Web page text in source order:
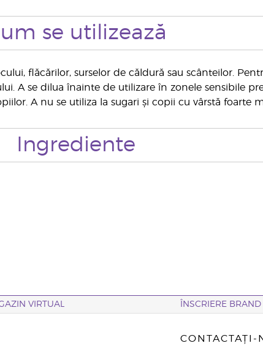
se utilizează
flăcărilor, surselor de căldură sau scânteilor.
A se dilua înainte de utilizare în zonele sensibile
A nu se utiliza la sugari și copii cu vârstă foarte
Ingrediente
VIRTUAL ÎNSCRIERE
CONTACTAȚI-